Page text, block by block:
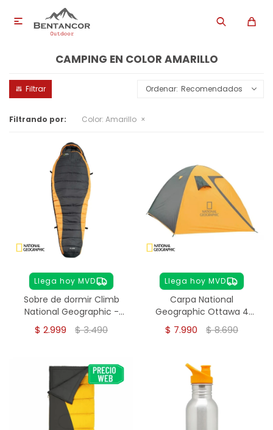

CAMPING EN COLOR AMARILLO
Recomendados
Filtrando por: Color: Amarillo
Llega hoy MVD
Sobre de dormir Climb
National Geographic -
Amarillo
$ 2.999 $3.490
Llega hoy MVD
Carpa National
Geographic Ottawa 4
personas
$ 7.990 $8.690